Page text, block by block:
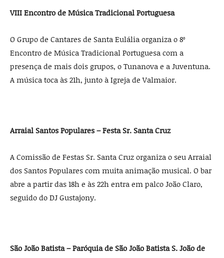
VIII Encontro de Música Tradicional Portuguesa
O Grupo de Cantares de Santa Eulália organiza o 8º
Encontro de Música Tradicional Portuguesa com a
presença de mais dois grupos, o Tunanova e a Juventuna.
A música toca às 21h, junto à Igreja de Valmaior.
Arraial Santos Populares – Festa Sr. Santa Cruz
A Comissão de Festas Sr. Santa Cruz organiza o seu Arraial
dos Santos Populares com muita animação musical. O bar
abre a partir das 18h e às 22h entra em palco João Claro,
seguido do DJ Gustajony.
São João Batista – Paróquia de São João Batista S. João de